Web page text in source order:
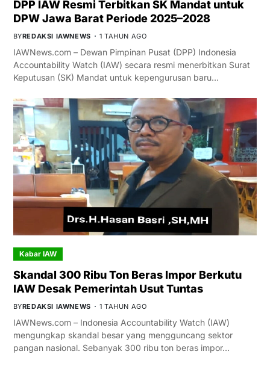
DPP IAW Resmi Terbitkan SK Mandat untuk
DPW Jawa Barat Periode 2025–2028
BYREDAKSI IAWNEWS 1 TAHUN AGO
IAWNews.com – Dewan Pimpinan Pusat (DPP) Indonesia
Accountability Watch (IAW) secara resmi menerbitkan Surat
Keputusan (SK) Mandat untuk kepengurusan baru…
Kabar IAW
Skandal 300 Ribu Ton Beras Impor Berkutu
IAW Desak Pemerintah Usut Tuntas
BYREDAKSI IAWNEWS 1 TAHUN AGO
IAWNews.com – Indonesia Accountability Watch (IAW)
mengungkap skandal besar yang mengguncang sektor
pangan nasional. Sebanyak 300 ribu ton beras impor…